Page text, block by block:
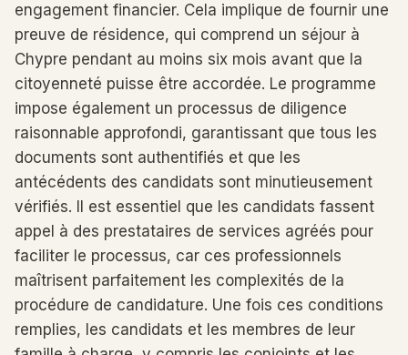
engagement financier. Cela implique de fournir une
preuve de résidence, qui comprend un séjour à
Chypre pendant au moins six mois avant que la
citoyenneté puisse être accordée. Le programme
impose également un processus de diligence
raisonnable approfondi, garantissant que tous les
documents sont authentifiés et que les
antécédents des candidats sont minutieusement
vérifiés. Il est essentiel que les candidats fassent
appel à des prestataires de services agréés pour
faciliter le processus, car ces professionnels
maîtrisent parfaitement les complexités de la
procédure de candidature. Une fois ces conditions
remplies, les candidats et les membres de leur